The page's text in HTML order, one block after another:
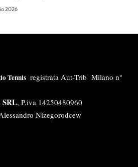
2026
Tennis registrata Aut-Trib Milano n°
, P.iva 14250480960
Nizegorodcew